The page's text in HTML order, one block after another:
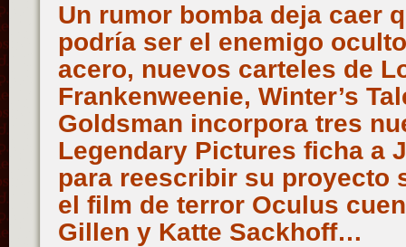
Un rumor bomba deja caer
podría ser el enemigo
acero, nuevos carteles de
Frankenweenie, Winter’s
Goldsman incorpora tres
Legendary Pictures ficha a
para reescribir su proyecto
el film de terror Oculus
Gillen y Katte Sackhoff…